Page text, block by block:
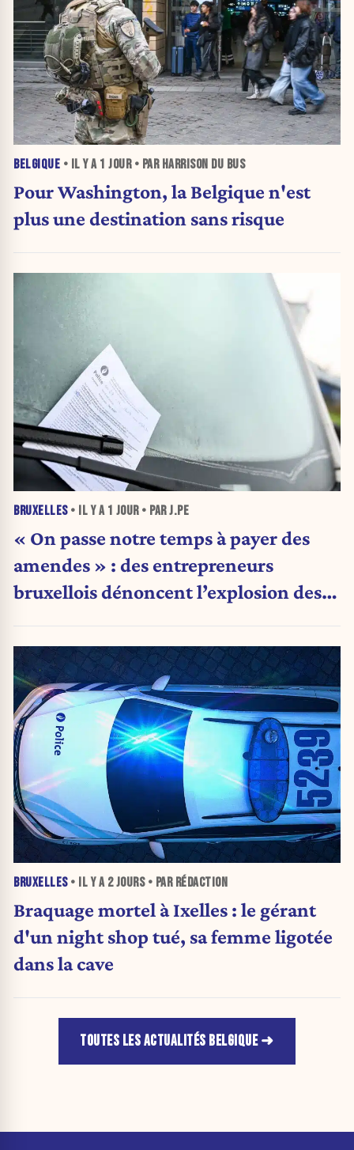
BELGIQUE • IL Y A 1 JOUR• PAR HARRISON DU BUS
Pour Washington, la Belgique n'est
plus une destination sans risque
BRUXELLES• IL Y A 1 JOUR• PAR J.PE
« On passe notre temps à payer des
amendes » : des entrepreneurs
bruxellois dénoncent l’explosion des
BRUXELLES• IL Y A 2 JOURS• PAR RÉDACTION
Braquage mortel à Ixelles : le gérant
d'un night shop tué, sa femme ligotée
dans la cave
TOUTES LES ACTUALITÉS BELGIQUE